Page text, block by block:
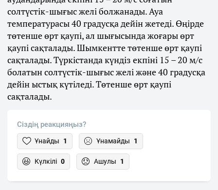
солтүстік-шығыс желі болжанады. Ауа
температурасы 40 градусқа дейін жетеді. Өңірде
төтенше өрт қаупі, ал шығысында жоғары өрт
қаупі сақталады. Шымкентте төтенше өрт қаупі
сақталады. Түркістанда күндіз екпіні 15 – 20 м/с
болатын солтүстік-шығыс желі және 40 градусқа
дейін ыстық күтіледі. Төтенше өрт қаупі
сақталады.
Сіздің реакцияңыз?
Ұнайды 1 Ұнамайды 1
Күлкілі 0 Ашулы 1